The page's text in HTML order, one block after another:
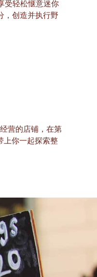
受轻松惬意迷你
，创造并执行野
营的店铺，在第
上你一起探索整